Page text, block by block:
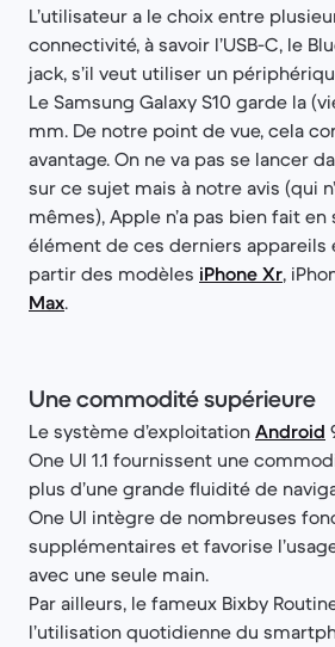
L’utilisateur a le choix entre
connectivité, à savoir l’USB-C, le
jack, s’il veut utiliser un
Le Samsung Galaxy S10 garde la
mm. De notre point de vue, cela
avantage. On ne va pas se lancer
sur ce sujet mais à notre avis (qui
mêmes), Apple n’a pas bien fait
élément de ces derniers appareils
partir des modèles iPhone Xr,
Max.
Une commodité supérieure
Le système d’exploitation Android
One UI 1.1 fournissent une
plus d’une grande fluidité de
One UI intègre de nombreuses
supplémentaires et favorise
avec une seule main.
Par ailleurs, le fameux Bixby
l’utilisation quotidienne du